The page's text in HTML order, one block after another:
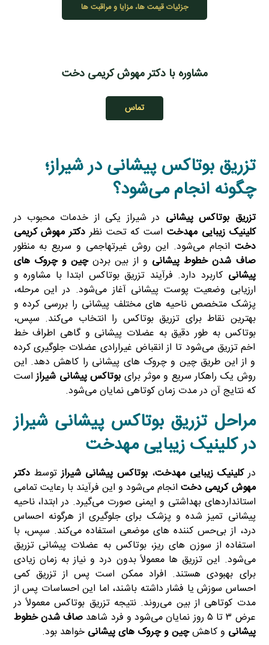
جزئیات قیمت ها، مزایا و مراقبت ها
مشاوره با دکتر مهوش کریمی دخت
تماس
تزریق بوتاکس پیشانی در شیراز؛
چگونه انجام می‌شود؟
تزریق بوتاکس پیشانی در شیراز یکی از خدمات محبوب در
کلینیک زیبایی مهدخت است که تحت نظر دکتر مهوش کریمی
دخت انجام می‌شود. این روش غیرتهاجمی و سریع به‌ منظور
صاف شدن خطوط پیشانی و از بین بردنچین و چروک‌ های
پیشانی کاربرد دارد. فرآیند تزریق بوتاکس ابتدا با مشاوره و
ارزیابی وضعیت پوست پیشانی آغاز می‌شود. در این مرحله،
پزشک متخصص ناحیه‌ های مختلف پیشانی را بررسی کرده و
بهترین نقاط برای تزریق بوتاکس را انتخاب می‌کند. سپس،
بوتاکس به‌ طور دقیق به عضلات پیشانی و گاهی اطراف خط
اخم تزریق می‌شود تا از انقباض غیرارادی عضلات جلوگیری کرده
و از این طریق چین و چروک‌ های پیشانی را کاهش دهد. این
روش یک راهکار سریع و موثر برای بوتاکس پیشانی شیرازاست
که نتایج آن در مدت زمان کوتاهی نمایان می‌شود.
مراحل تزریق بوتاکس پیشانی شیراز
در کلینیک زیبایی مهدخت
درکلینیک زیبایی مهدخت،بوتاکس پیشانی شیرازتوسطدکتر
مهوش کریمی دختانجام می‌شود و این فرآیند با رعایت تمامی
استانداردهای بهداشتی و ایمنی صورت می‌گیرد. در ابتدا، ناحیه
پیشانی تمیز شده و پزشک برای جلوگیری از هرگونه احساس
درد، از بی‌حس کننده‌ های موضعی استفاده می‌کند. سپس، با
استفاده از سوزن‌ های ریز، بوتاکس به عضلات پیشانی تزریق
می‌شود. این تزریق‌ ها معمولاً بدون درد و نیاز به زمان زیادی
برای بهبودی هستند. افراد ممکن است پس از تزریق کمی
احساس سوزش یا فشار داشته باشند، اما این احساسات پس از
مدت کوتاهی از بین می‌روند. نتیجه تزریق بوتاکس معمولاً در
عرض ۳ تا ۵ روز نمایان می‌شود و فرد شاهد
صاف شدن خطوط
پیشانی و کاهشچین و چروک‌ های پیشانی خواهد بود.